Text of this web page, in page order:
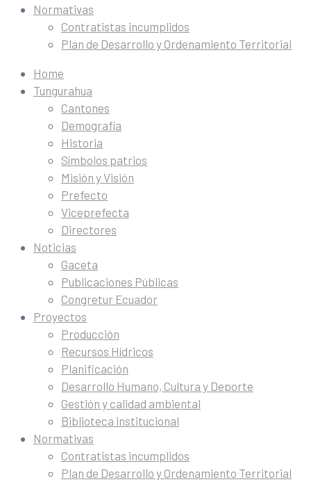
Normativas
Contratistas incumplidos
Plan de Desarrollo y Ordenamiento Territorial
Home
Tungurahua
Cantones
Demografía
Historia
Símbolos patrios
Misión y Visión
Prefecto
Viceprefecta
Directores
Noticias
Gaceta
Publicaciones Públicas
Congretur Ecuador
Proyectos
Producción
Recursos Hídricos
Planificación
Desarrollo Humano, Cultura y Deporte
Gestión y calidad ambiental
Biblioteca institucional
Normativas
Contratistas incumplidos
Plan de Desarrollo y Ordenamiento Territorial